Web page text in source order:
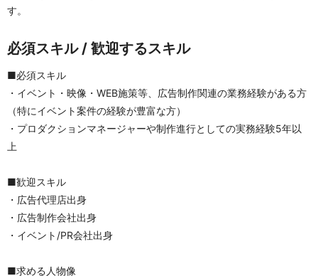
す。
必須スキル / 歓迎するスキル
■必須スキル
・イベント・映像・WEB施策等、広告制作関連の業務経験がある方
（特にイベント案件の経験が豊富な方）
・プロダクションマネージャーや制作進行としての実務経験5年以
上
■歓迎スキル
・広告代理店出身
・広告制作会社出身
・イベント/PR会社出身
■求める人物像